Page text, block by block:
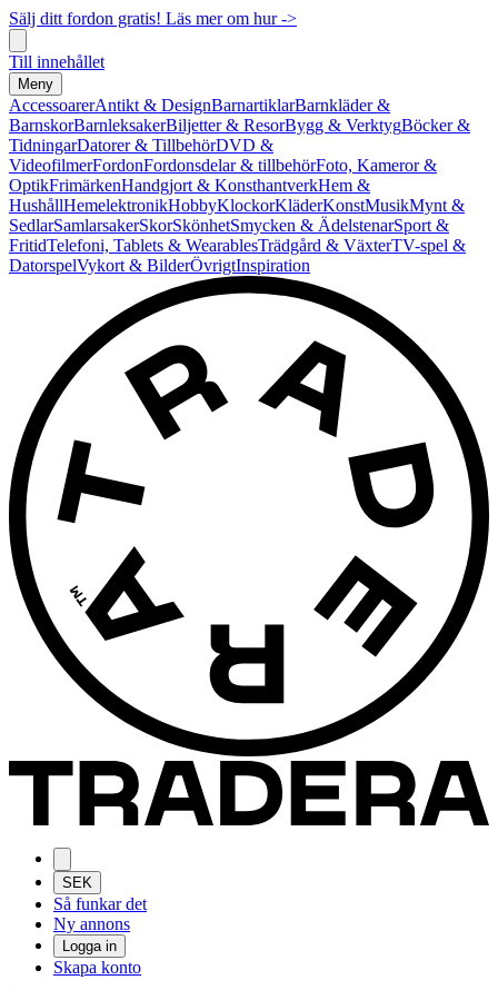
Sälj ditt fordon gratis! Läs mer om hur ->
Till innehållet
Meny
AccessoarerAntikt & DesignBarnartiklarBarnkläder &
BarnskorBarnleksakerBiljetter & ResorBygg & VerktygBöcker &
TidningarDatorer & TillbehörDVD &
VideofilmerFordonFordonsdelar & tillbehörFoto, Kameror &
OptikFrimärkenHandgjort & KonsthantverkHem &
HushållHemelektronikHobbyKlockorKläderKonstMusikMynt &
SedlarSamlarsakerSkorSkönhetSmycken & ÄdelstenarSport &
FritidTelefoni, Tablets & WearablesTrädgård & VäxterTV-spel &
DatorspelVykort & BilderÖvrigtInspiration
SEK
Så funkar det
Ny annons
Logga in
Skapa konto